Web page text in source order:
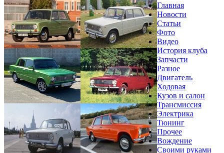
Главная
Новости
Статьи
Фото
Видео
История клуба
Запчасти
Разное
Двигатель
Ходовая
Кузов и салон
Трансмиссия
Электрика
Тюнинг
Прочее
Вождение
Своими руками